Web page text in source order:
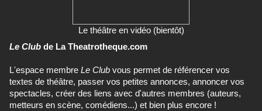
Le théâtre en vidéo (bientôt)
Le Club de La Theatrotheque.com
L'espace membre Le Club vous permet de référencer vos
textes de théâtre, passer vos petites annonces, annoncer vos
spectacles, créer des liens avec d'autres membres (auteurs,
metteurs en scène, comédiens...) et bien plus encore !